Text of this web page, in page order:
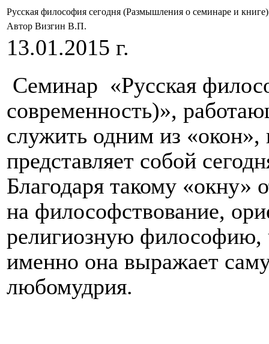
Русская философия сегодня (Размышления о семинаре и книге)
Автор Визгин В.П.
13.01.2015 г.
Семинар «Русская
современность)»,
служить одним из
представляет собой
Благодаря такому «окну»
на философствование,
религиозную философию,
именно она выражает
любомудрия.